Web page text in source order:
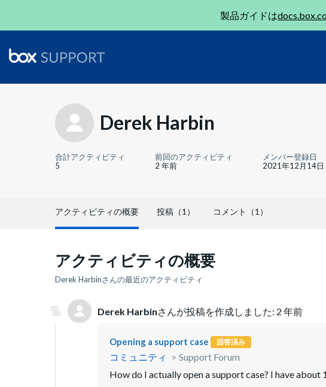
製品ガイドは
Derek Harbin
合計アクティビティ
5
前回のアクティビティ
2 年前
メンバー登録日
2021年12月14日
アクティビティの概要 投稿（1） コメント（1）
アクティビティの概要
Derek Harbinさんの最近のアクティビティ
Derek Harbinさんが投稿を作成しました: 2 年前
Opening a support case 回答済み
コミュニティ
Support Forum
How do I actually open a support case? I have about